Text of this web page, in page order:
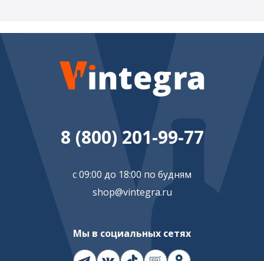
8 (800) 201-99-77
с 09:00 до 18:00 по будням
shop@vintegra.ru
Мы в социальных сетях